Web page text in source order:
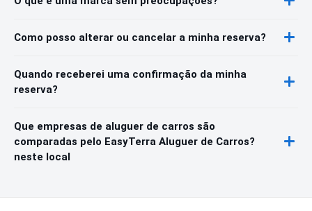
Como posso alterar ou cancelar a minha reserva?
Quando receberei uma confirmação da minha
reserva?
Que empresas de aluguer de carros são
comparadas pelo EasyTerra Aluguer de Carros?
neste local